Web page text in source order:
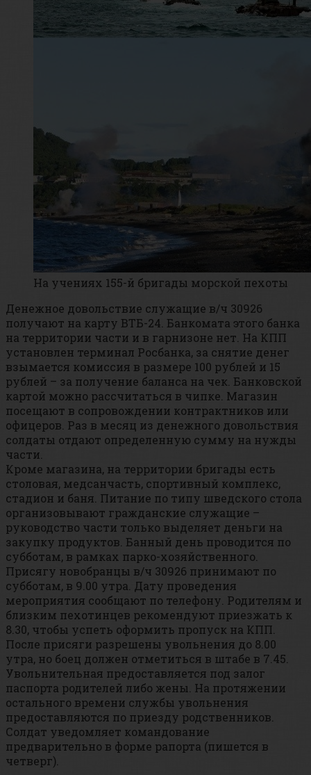
На учениях 155-й бригады морской пехоты
Денежное довольствие служащие в/ч 30926
получают на карту ВТБ-24. Банкомата этого банка
на территории части и в гарнизоне нет. На КПП
установлен терминал Росбанка, за снятие денег
взымается комиссия в размере 100 рублей и 15
рублей – за получение баланса на чек. Банковской
картой можно рассчитаться в чипке. Магазин
посещают в сопровождении контрактников или
офицеров. Раз в месяц из денежного довольствия
солдаты отдают определенную сумму на нужды
части.
Кроме магазина, на территории бригады есть
столовая, медсанчасть, спортивный комплекс,
стадион и баня. Питание по типу шведского стола
организовывают гражданские служащие –
руководство части только выделяет деньги на
закупку продуктов. Банный день проводится по
субботам, в рамках парко-хозяйственного.
Присягу новобранцы в/ч 30926 принимают по
субботам, в 9.00 утра. Дату проведения
мероприятия сообщают по телефону. Родителям и
близким пехотинцев рекомендуют приезжать к
8.30, чтобы успеть оформить пропуск на КПП.
После присяги разрешены увольнения до 8.00
утра, но боец должен отметиться в штабе в 7.45.
Увольнительная предоставляется под залог
паспорта родителей либо жены. На протяжении
остального времени службы увольнения
предоставляются по приезду родственников.
Солдат уведомляет командование
предварительно в форме рапорта (пишется в
четверг).